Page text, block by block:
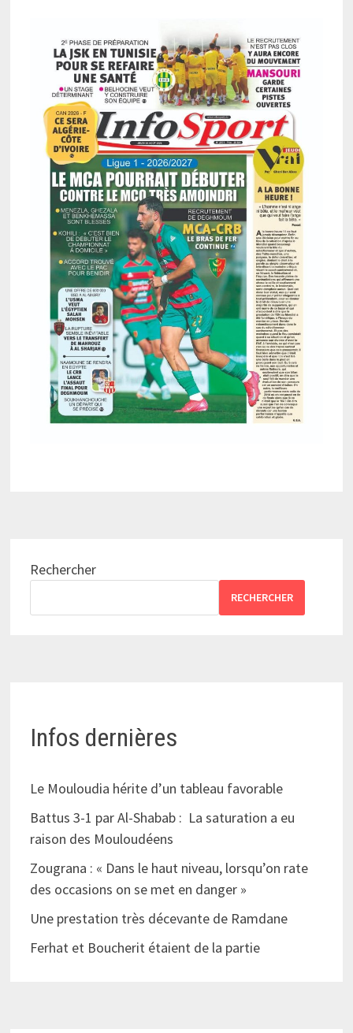
Rechercher
RECHERCHER
Infos dernières
Le Mouloudia hérite d’un tableau favorable
Battus 3-1 par Al-Shabab : La saturation a eu
raison des Mouloudéens
Zougrana : « Dans le haut niveau, lorsqu’on rate
des occasions on se met en danger »
Une prestation très décevante de Ramdane
Ferhat et Boucherit étaient de la partie